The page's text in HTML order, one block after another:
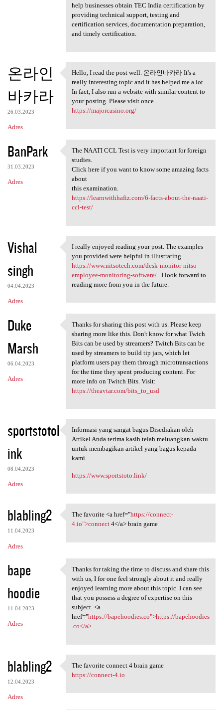
help businesses obtain TEC India certification by
providing technical support, testing and
certification services, documentation preparation,
and timely certification.
온라인
바카라
26.03.2023
Adres
Hello, I read the post well.
Hello, I read the post well. 온라인바카라 It's a
really interesting topic and it has helped me a lot.
In fact, I also run a website with similar content to
your posting. Please visit once
https://majorcasino.org/
BanPark
31.03.2023
Adres
The NAATI CCL Test is very
The NAATI CCL Test is very important for foreign
studies.
Click here if you want to know some amazing facts
about
this examination.
https://learnwithhafiz.com/6-facts-about-the-naati-
ccl-test/
Vishal
singh
04.04.2023
Adres
I really enjoyed reading your
I really enjoyed reading your post. The examples
you provided were helpful in illustrating
https://www.nitsotech.com/desk-monitor-nitso-
employee-monitoring-software/. I look forward to
reading more from you in the future.
Duke
Marsh
06.04.2023
Adres
Thanks for sharing this post
Thanks for sharing this post with us. Please keep
sharing more like this. Don't know for what Twich
Bits can be used by streamers? Twitch Bits can be
used by streamers to build tip jars, which let
platform users pay them through microtransactions
for the time they spent producing content. For
more info on Twitch Bits. Visit:
https://theavtar.com/bits_to_usd
sportstotol
ink
08.04.2023
Adres
Informasi yang sangat bagus
Informasi yang sangat bagus Disediakan oleh
Artikel Anda terima kasih telah meluangkan waktu
untuk membagikan artikel yang bagus kepada
kami.
https://www.sportstoto.link/
blabling2
11.04.2023
Adres
The favorite <a href="https:/
The favorite <a href="https://connect-
4.io">connect4</a> brain game
bape
hoodie
11.04.2023
Adres
Thanks for taking the time to
Thanks for taking the time to discuss and share this
with us, I for one feel strongly about it and really
enjoyed learning more about this topic. I can see
that you possess a degree of expertise on this
subject. <a
href="https://bapehoodies.co">https://bapehoodies
.co</a>
blabling2
12.04.2023
Adres
The favorite connect 4 brain
The favorite connect 4 brain game
https://connect-4.io